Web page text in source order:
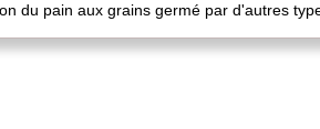
du pain aux grains germé par d'autres